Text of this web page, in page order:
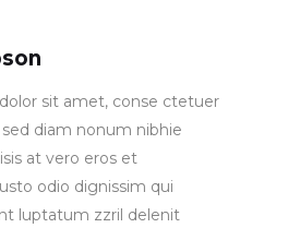
sit amet, conse ctetuer
diam nonum nibhie
at vero eros et
odio dignissim qui
luptatum zzril delenit